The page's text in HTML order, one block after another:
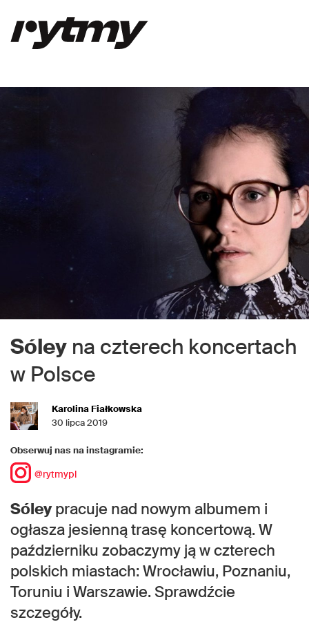
Sóley na czterech koncertach
w Polsce
Karolina Fiałkowska
30 lipca 2019
Obserwuj nas na instagramie:
@rytmypl
Sóleypracuje nad nowym albumem i
ogłasza jesienną trasę koncertową. W
październiku zobaczymy ją w czterech
polskich miastach: Wrocławiu, Poznaniu,
Toruniu i Warszawie. Sprawdźcie
szczegóły.